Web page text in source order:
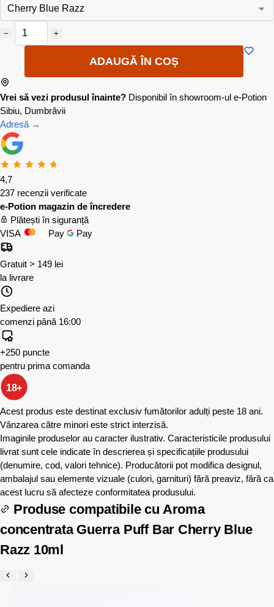
− +
ADAUGĂ ÎN COȘ
Vrei să vezi produsul înainte? Disponibil în showroom-ul e-Potion
Sibiu, Dumbrăvii
Adresă →
4,7
237 recenzii verificate
e-Potion magazin de încredere
Plătești în siguranță
VISA
Pay Pay
Gratuit > 149 lei
la livrare
Expediere azi
comenzi până 16:00
+250 puncte
pentru prima comanda
18+
Acest produs este destinat exclusiv fumătorilor adulți peste 18 ani.
Vânzarea către minori este strict interzisă.
Imaginile produselor au caracter ilustrativ. Caracteristicile produsului
livrat sunt cele indicate în descrierea și specificațiile produsului
(denumire, cod, valori tehnice). Producătorii pot modifica designul,
ambalajul sau elemente vizuale (culori, garnituri) fără preaviz, fără ca
acest lucru să afecteze conformitatea produsului.
Produse compatibile cu Aroma
concentrata Guerra Puff Bar Cherry Blue
Razz 10ml